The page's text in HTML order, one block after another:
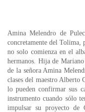
Amina Melendro de
concretamente del Tolima,
no solo comienza en el
hermanos. Hija de
de la señora Amina
clases del maestro Alberto
lo pueden confirmar sus
instrumento cuando sólo
impulsar su proyecto de